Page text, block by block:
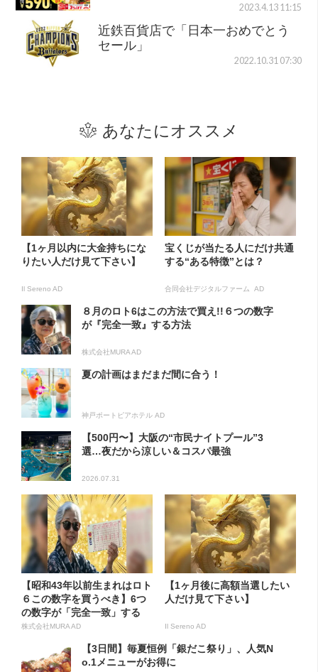
2023.4.13 11:15
近鉄百貨店で「日本一おめでとう
セール」
2022.10.31 07:30
あなたにオススメ
【1ヶ月以内に大金持ちにな
りたい人だけ見て下さい】
Il Sereno AD
宝くじが当たる人にだけ共通
する“ある特徴”とは？
合同会社デジタルファーム AD
８月のロト6はこの方法で買え!!６つの数字
が『完全一致』する方法
株式会社MURA AD
夏の計画はまだまだ間に合う！
神戸ポートピアホテル AD
【500円〜】大阪の“市民ナイトプール”3
選…夜だから涼しい＆コスパ最強
2026.07.31
【昭和43年以前生まれはロト
６この数字を買うべき】6つ
の数字が「完全一致」する
方...
株式会社MURA AD
【1ヶ月後に高額当選したい
人だけ見て下さい】
Il Sereno AD
【3日間】毎夏恒例「銀だこ祭り」、人気N
o.1メニューがお得に